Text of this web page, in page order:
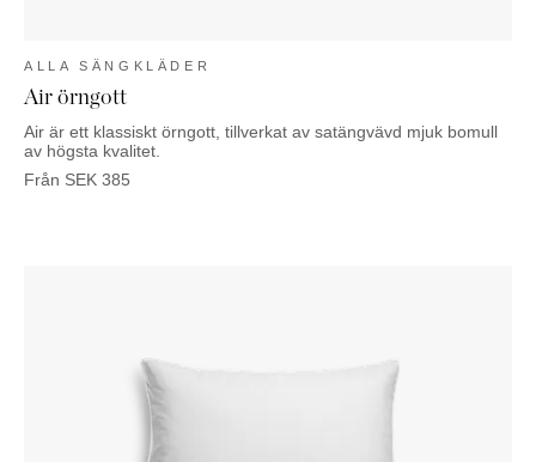
ALLA SÄNGKLÄDER
Air örngott
Air är ett klassiskt örngott, tillverkat av satängvävd mjuk bomull
av högsta kvalitet.
Från SEK 385